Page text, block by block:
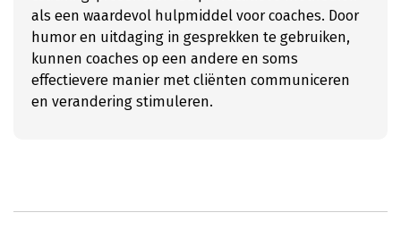
als een waardevol hulpmiddel voor coaches. Door
humor en uitdaging in gesprekken te gebruiken,
kunnen coaches op een andere en soms
effectievere manier met cliënten communiceren
en verandering stimuleren.